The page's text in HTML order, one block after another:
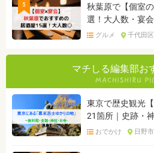
5
秋葉原で【個室
選！大人数・宴
グルメ 千代田区
マチしる編集部お
東京で歴史観光
21箇所｜史跡・
おでかけ 日野市